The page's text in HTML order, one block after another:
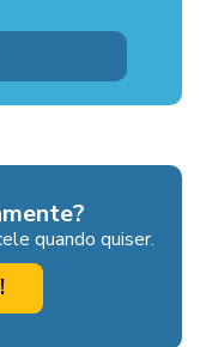
quando quiser.